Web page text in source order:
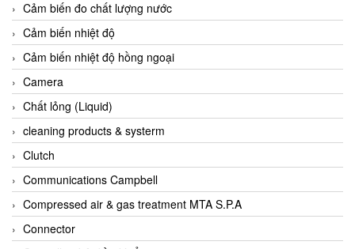
AIR MAJOR
Aira Euro Automation
Airtac Vietnam
Airtec Vietnam
AI-Tek Vietnam
Akerstroms Viet Nam
AKO Armaturen & Separationstechnik
AKO Armaturen & Separationstechnik Vietnam
AKUSENSE
ALA OFFICINE SPA
Cảm biến đo chất lượng nước
Cảm biến nhiệt độ
Cảm biến nhiệt độ hồng ngoại
Camera
Chất lỏng (Liquid)
cleaning products & systerm
Clutch
Communications Campbell
Compressed air & gas treatment MTA S.P.A
Connector